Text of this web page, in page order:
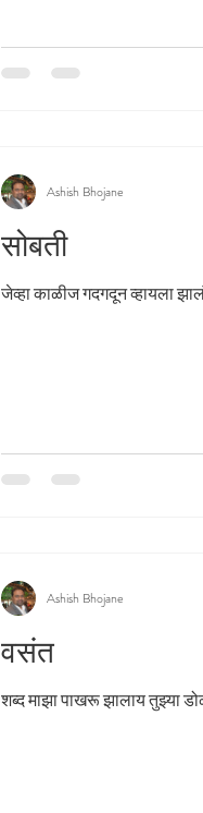
सोबती
Ashish Bhojane
वसंत
शब्द माझा
Ashish Bhojane